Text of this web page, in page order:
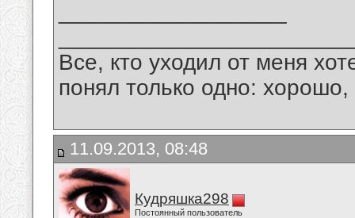
Все, кто уходил от меня
понял только одно:
11.09.2013, 08:48
Кудряшка298
Постоянный пользователь